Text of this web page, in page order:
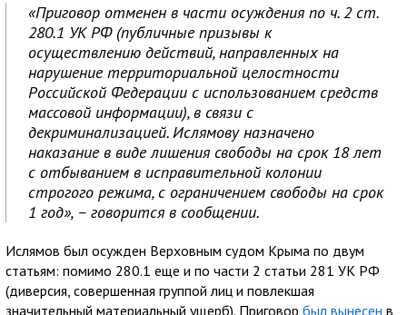
«Приговор отменен в части осуждения по ч. 2 ст.
280.1 УК РФ (публичные призывы к
осуществлению действий, направленных на
нарушение территориальной целостности
Российской Федерации с использованием средств
массовой информации), в связи с
декриминализацией. Ислямову назначено
наказание в виде лишения свободы на срок 18 лет
с отбыванием в исправительной колонии
строгого режима, с ограничением свободы на срок
1 год», – говорится в сообщении.
Ислямов был осужден Верховным судом Крыма по двум
статьям: помимо 280.1 еще и по части 2 статьи 281 УК РФ
(диверсия, совершенная группой лиц и повлекшая
значительный материальный ущерб). Приговор был вынесен в